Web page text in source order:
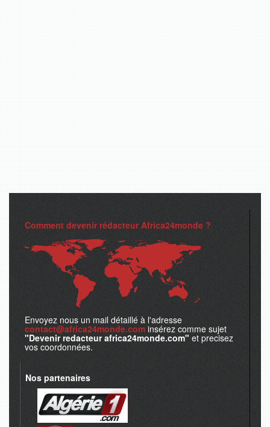
Comment devenir rédacteur Africa24monde ?
Envoyez nous un mail détaillé à l'adresse
contact@africa24monde.com insérez comme sujet
"Devenir redacteur africa24monde.com" et precisez
vos coordonnées.
Nos partenaires